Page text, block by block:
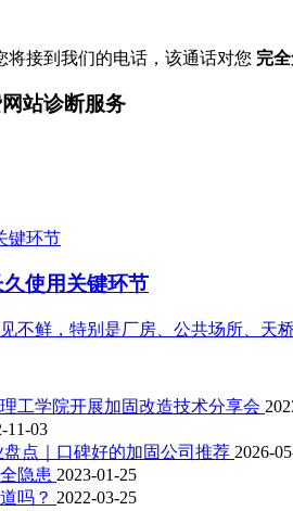
接到我们的电话，该通话对您 完
站诊断服务
使用关键环节
不鲜，特别是厂房、公共场所、天
工学院开展加固改造技术分享会
11-03
点｜口碑好的加固公司推荐 2026-
隐患 2023-01-25
吗？ 2022-03-25